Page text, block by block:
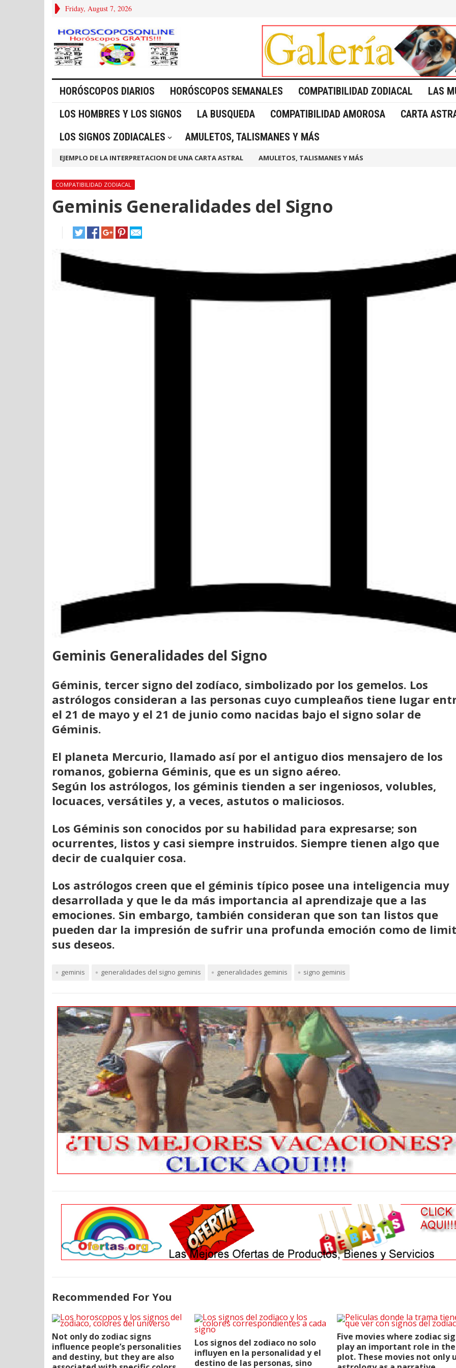
Friday, August 7, 2026
HORÓSCOPOS DIARIOS HORÓSCOPOS SEMANALES COMPATIBILIDAD ZODIACAL
LAS
LOS HOMBRES Y LOS SIGNOS
LA BUSQUEDA COMPATIBILIDAD AMOROSA
CARTA
LOS SIGNOS ZODIACALES
AMULETOS, TALISMANES Y MÁS
EJEMPLO DE LA INTERPRETACION DE UNA CARTA ASTRAL AMULETOS, TALISMANES Y MÁS
COMPATIBILIDAD ZODIACAL
Geminis Generalidades del Signo
Geminis Generalidades del Signo
Géminis, tercer signo del zodíaco, simbolizado por los gemelos. Los
astrólogos consideran a las personas cuyo cumpleaños tiene lugar
el 21 de mayo y el 21 de junio como nacidas bajo el signo solar de
Géminis.
El planeta Mercurio, llamado así por el antiguo dios mensajero de los
romanos, gobierna Géminis, que es un signo aéreo.
Según los astrólogos, los géminis tienden a ser ingeniosos, volubles,
locuaces, versátiles y, a veces, astutos o maliciosos.
Los Géminis son conocidos por su habilidad para expresarse; son
ocurrentes, listos y casi siempre instruidos. Siempre tienen algo que
decir de cualquier cosa.
Los astrólogos creen que el géminis típico posee una inteligencia muy
desarrollada y que le da más importancia al aprendizaje que a las
emociones. Sin embargo, también consideran que son tan listos que
pueden dar la impresión de sufrir una profunda emoción como de
sus deseos.
geminis generalidades del signo geminis generalidades geminis signo geminis
Recommended For You
Not only do zodiac signs
influence people’s personalities
and destiny, but they are also
Los signos del zodiaco no solo
influyen en la personalidad y el
destino de las personas, sino
Five movies where zodiac
play an important role in the
plot. These movies not only